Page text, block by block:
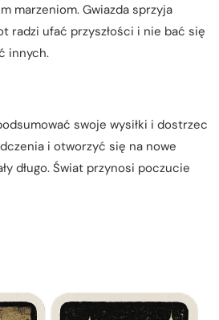
marzeniom. Gwiazda sprzyja
radzi ufać przyszłości i nie bać się
innych.
swoje wysiłki i dostrzec
i otworzyć się na nowe
długo. Świat przynosi poczucie